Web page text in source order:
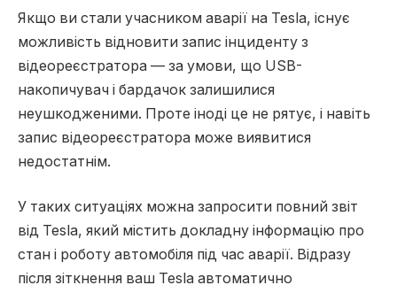
Якщо ви стали учасником аварії на Tesla, існує
можливість відновити запис інциденту з
відеореєстратора — за умови, що USB-
накопичувач і бардачок залишилися
неушкодженими. Проте іноді це не рятує, і навіть
запис відеореєстратора може виявитися
недостатнім.
У таких ситуаціях можна запросити повний звіт
від Tesla, який містить докладну інформацію про
стан і роботу автомобіля під час аварії. Відразу
після зіткнення ваш Tesla автоматично